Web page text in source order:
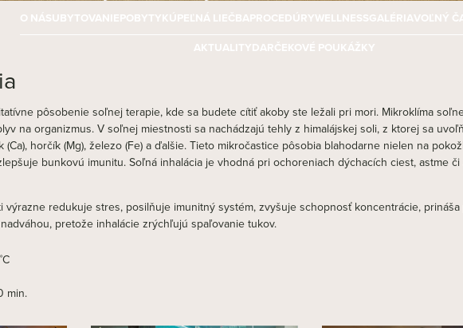
O NÁSUBYTOVANIEPOBYTYKÚPEĽNÁ LIEČBAPROCEDÚRYWELLNESSGALÉRIAVOĽNÝ
AKTUALITYDARČEKOVÉ POUKÁŽKY
pôsobenie soľnej terapie, kde sa budete cítiť akoby ste ležali pri mori. Mikroklíma
na organizmus. V soľnej miestnosti sa nachádzajú tehly z himalájskej soli, z ktorej sa
(Ca), horčík (Mg), železo (Fe) a ďalšie. Tieto mikročastice pôsobia blahodarne nielen na
bunkovú imunitu. Soľná inhalácia je vhodná pri ochoreniach dýchacích ciest, astme
výrazne redukuje stres, posilňuje imunitný systém, zvyšuje schopnosť koncentrácie,
pretože inhalácie zrýchľujú spaľovanie tukov.
min.